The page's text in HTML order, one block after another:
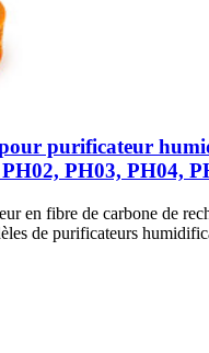
purificateur
PH03, PH04,
en fibre de carbone de
de purificateurs